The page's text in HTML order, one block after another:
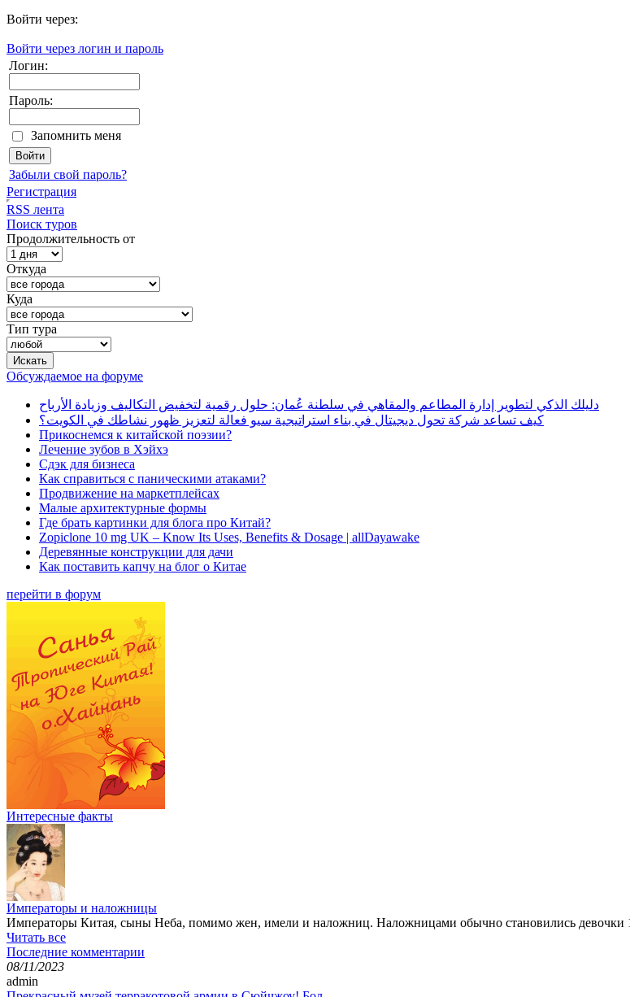
Войти через:
Войти через логин и пароль
Логин:
Пароль:
Запомнить меня
Забыли свой пароль?
Регистрация
RSS лента
Поиск туров
Продолжительность от
Откуда
Куда
Тип тура
Обсуждаемое на форуме
دليلك الذكي لتطوير إدارة المطاعم والمقاهي في سلطنة عُمان: حلول رقمية لتخفيض التكاليف وزيادة الأرباح
كيف تساعد شركة تحول ديجيتال في بناء استراتيجية سيو فعالة لتعزيز ظهور نشاطك في الكويت؟
Прикоснемся к китайской поэзии?
Лечение зубов в Хэйхэ
Сдэк для бизнеса
Как справиться с паническими атаками?
Продвижение на маркетплейсах
Малые архитектурные формы
Где брать картинки для блога про Китай?
Zopiclone 10 mg UK – Know Its Uses, Benefits & Dosage | allDayawake
Деревянные конструкции для дачи
Как поставить капчу на блог о Китае
перейти в форум
Интересные факты
Императоры и наложницы
Императоры Китая, сыны Неба, помимо жен, имели и наложниц. Наложницами обычно становились девочки
Читать все
Последние комментарии
08/11/2023
admin